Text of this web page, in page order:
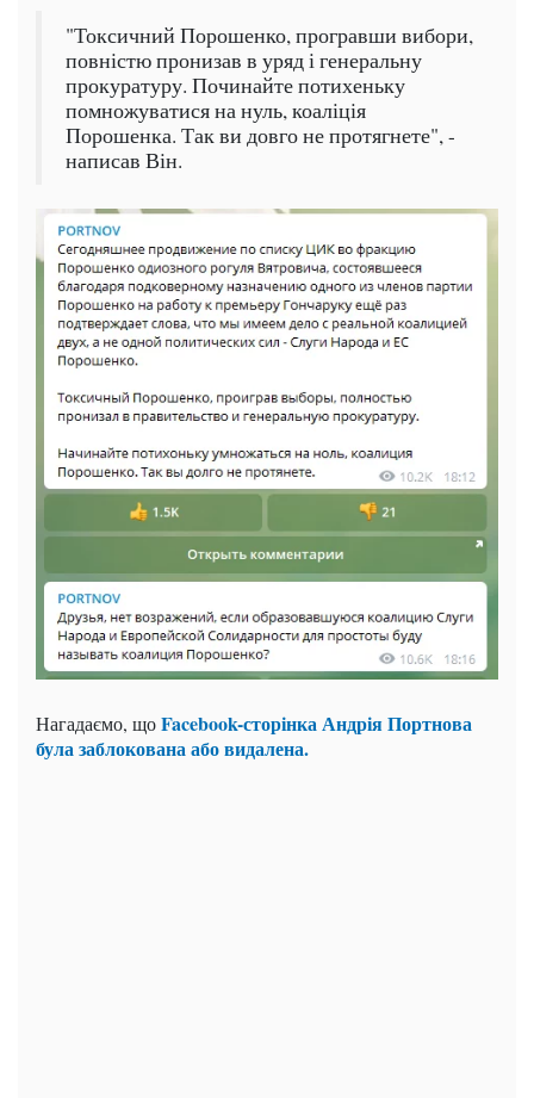
"Токсичний Порошенко, програвши вибори,
повністю пронизав в уряд і генеральну
прокуратуру. Починайте потихеньку
помножуватися на нуль, коаліція
Порошенка. Так ви довго не протягнете", -
написав Він.
Нагадаємо, щоFacebook-сторінка Андрія Портнова
була заблокована або видалена.